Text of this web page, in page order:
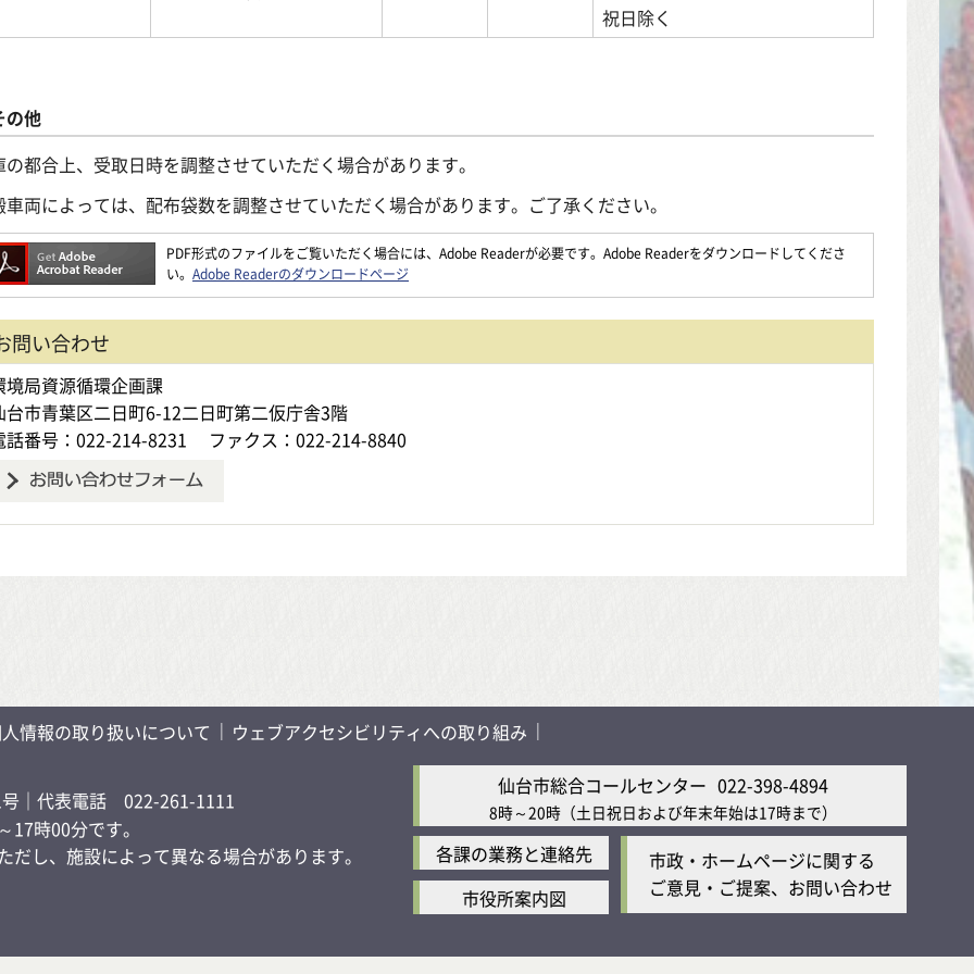
祝日除く
の他
の都合上、受取日時を調整させていただく場合があります。
車両によっては、配布袋数を調整させていただく場合があります。ご了承ください。
PDF形式のファイルをご覧いただく場合には、Adobe Readerが必要です。Adobe Readerをダウンロードしてくださ
い。 Adobe Readerのダウンロードページ
問い合わせ
境局資源循環企画課
台市青葉区二日町6-12二日町第二仮庁舎3階
話番号：022-214-8231
ファクス：022-214-8840
情報の取り扱いについて ウェブアクセシビリティへの取り組み
｜代表電話 022-261-1111
時00分です。
し、施設によって異なる場合があります。
仙台市総合コールセンター 022-398-4894
8時～20時 （土日祝日および年末年始は17時まで）
各課の業務と連絡先
市役所案内図
市政・ホームページに関する
ご意見・ご提案、お問い合わせ